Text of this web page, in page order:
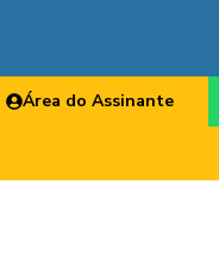
Área do Assinante